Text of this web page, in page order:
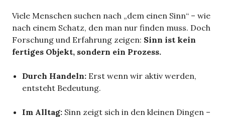
Viele Menschen suchen nach „dem einen Sinn“ – wie
nach einem Schatz, den man nur finden muss. Doch
Forschung und Erfahrung zeigen: Sinn ist kein
fertiges Objekt, sondern ein Prozess.
Durch Handeln: Erst wenn wir aktiv werden,
entsteht Bedeutung.
Im Alltag: Sinn zeigt sich in den kleinen Dingen –